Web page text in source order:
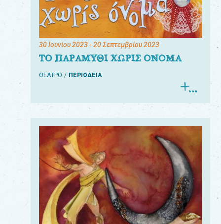
30 Ιουνίου 2023- 20 Σεπτεμβρίου 2023
ΤΟ ΠΑΡΑΜΥΘΙ ΧΩΡΙΣ ΟΝΟΜΑ
ΘΕΑΤΡΟ ΠΕΡΙΟΔΕΙΑ